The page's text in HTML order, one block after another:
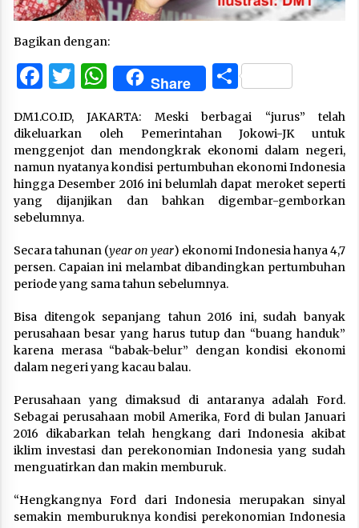
Bagikan dengan:
Facebook
Twitter
WhatsApp
Share Share
DM1.CO.ID, JAKARTA: Meski berbagai “jurus” telah
dikeluarkan oleh Pemerintahan Jokowi-JK untuk
menggenjot dan mendongkrak ekonomi dalam negeri,
namun nyatanya kondisi pertumbuhan ekonomi Indonesia
hingga Desember 2016 ini belumlah dapat meroket seperti
yang dijanjikan dan bahkan digembar-gemborkan
sebelumnya.
Secara tahunan (year on year) ekonomi Indonesia hanya 4,7
persen. Capaian ini melambat dibandingkan pertumbuhan
periode yang sama tahun sebelumnya.
Bisa ditengok sepanjang tahun 2016 ini, sudah banyak
perusahaan besar yang harus tutup dan “buang handuk”
karena merasa “babak-belur” dengan kondisi ekonomi
dalam negeri yang kacau balau.
Perusahaan yang dimaksud di antaranya adalah Ford.
Sebagai perusahaan mobil Amerika, Ford di bulan Januari
2016 dikabarkan telah hengkang dari Indonesia akibat
iklim investasi dan perekonomian Indonesia yang sudah
menguatirkan dan makin memburuk.
“Hengkangnya Ford dari Indonesia merupakan sinyal
semakin memburuknya kondisi perekonomian Indonesia